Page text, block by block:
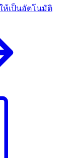
ห้เป็นอัตโนมัติ